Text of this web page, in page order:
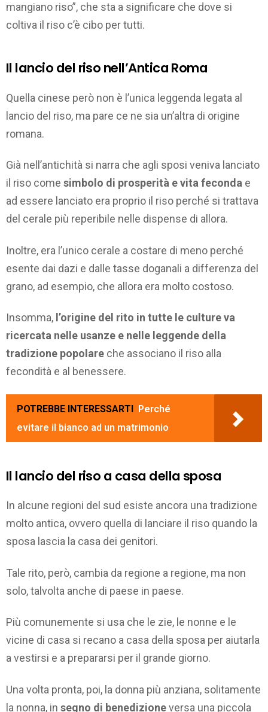
mangiano riso”, che sta a significare che dove si
coltiva il riso c’è cibo per tutti.
Il lancio del riso nell’Antica Roma
Quella cinese però non è l’unica leggenda legata al
lancio del riso, ma pare ce ne sia un’altra di origine
romana.
Già nell’antichità si narra che agli sposi veniva lanciato
il riso come simbolo di prosperità e vita feconda e
ad essere lanciato era proprio il riso perché si trattava
del cerale più reperibile nelle dispense di allora.
Inoltre, era l’unico cerale a costare di meno perché
esente dai dazi e dalle tasse doganali a differenza del
grano, ad esempio, che allora era molto costoso.
Insomma, l’origine del rito in tutte le culture va
ricercata nelle usanze e nelle leggende della
tradizione popolare che associano il riso alla
fecondità e al benessere.
POTREBBE INTERESSARTI Perché
evitare il bianco ad un matrimonio
Il lancio del riso a casa della sposa
In alcune regioni del sud esiste ancora una tradizione
molto antica, ovvero quella di lanciare il riso quando la
sposa lascia la casa dei genitori.
Tale rito, però, cambia da regione a regione, ma non
solo, talvolta anche di paese in paese.
Più comunemente si usa che le zie, le nonne e le
vicine di casa si recano a casa della sposa per aiutarla
a vestirsi e a prepararsi per il grande giorno.
Una volta pronta, poi, la donna più anziana, solitamente
la nonna, in segno di benedizioneversa una piccola